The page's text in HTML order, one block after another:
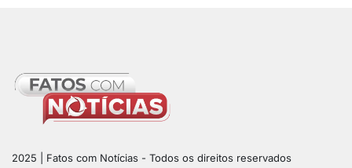
2025 | Fatos com Notícias - Todos os direitos reservados